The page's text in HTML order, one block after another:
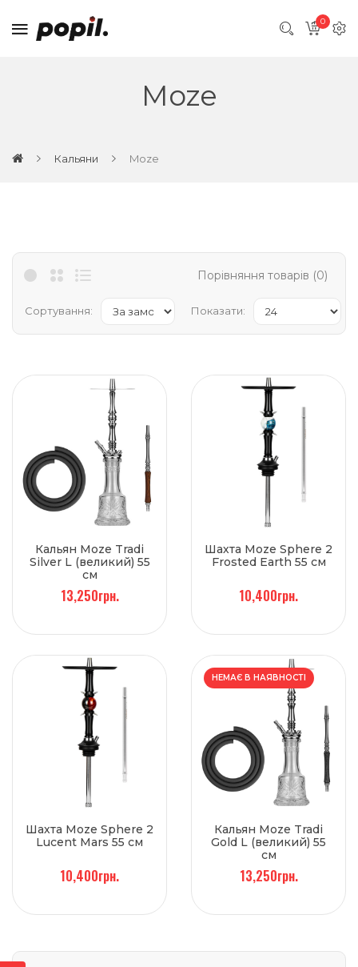
0
Moze
Кальяни Moze
Порівняння товарів (0)
Сортування: Показати:
Кальян Moze Tradi
Silver L (великий) 55
см
13,250грн.
Шахта Moze Sphere 2
Frosted Earth 55 см
10,400грн.
Шахта Moze Sphere 2
Lucent Mars 55 см
10,400грн.
НЕМАЄ В НАЯВНОСТІ
Кальян Moze Tradi
Gold L (великий) 55
см
13,250грн.